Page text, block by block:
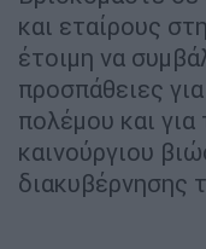
και εταίρους
έτοιμη να
προσπάθειες
πολέμου και για
καινούργιου
διακυβέρνησης